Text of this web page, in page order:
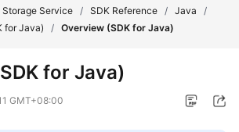
Storage Service / SDK Reference / Java
/
for Java)
/ Overview (SDK for Java)
for Java)
GMT+08:00